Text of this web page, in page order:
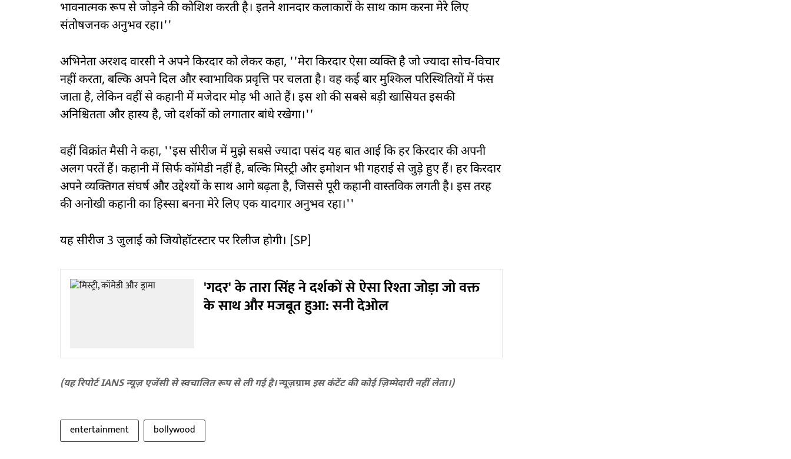
भावनात्मक रूप से जोड़ने की कोशिश करती है। इतने शानदार कलाकारों के साथ काम करना मेरे लिए
संतोषजनक अनुभव रहा।''
अभिनेता अरशद वारसी ने अपने किरदार को लेकर कहा, ''मेरा किरदार ऐसा व्यक्ति है जो ज्यादा सोच-विचार
नहीं करता, बल्कि अपने दिल और स्वाभाविक प्रवृत्ति पर चलता है। वह कई बार मुश्किल परिस्थितियों में फंस
जाता है, लेकिन वहीं से कहानी में मजेदार मोड़ भी आते हैं। इस शो की सबसे बड़ी खासियत इसकी
अनिश्चितता और हास्य है, जो दर्शकों को लगातार बांधे रखेगा।''
वहीं विक्रांत मैसी ने कहा, ''इस सीरीज में मुझे सबसे ज्यादा पसंद यह बात आई कि हर किरदार की अपनी
अलग परतें हैं। कहानी में सिर्फ कॉमेडी नहीं है, बल्कि मिस्ट्री और इमोशन भी गहराई से जुड़े हुए हैं। हर किरदार
अपने व्यक्तिगत संघर्ष और उद्देश्यों के साथ आगे बढ़ता है, जिससे पूरी कहानी वास्तविक लगती है। इस तरह
की अनोखी कहानी का हिस्सा बनना मेरे लिए एक यादगार अनुभव रहा।''
यह सीरीज 3 जुलाई को जियोहॉटस्टार पर रिलीज होगी। [SP]
'गदर' के तारा सिंह ने दर्शकों से ऐसा रिश्ता जोड़ा जो वक्त
के साथ और मजबूत हुआ: सनी देओल
(यह रिपोर्ट IANS न्यूज़ एजेंसी से स्वचालित रूप से ली गई है।न्यूज़ग्रामइस कंटेंट की कोई ज़िम्मेदारी नहीं लेता।)
entertainment bollywood